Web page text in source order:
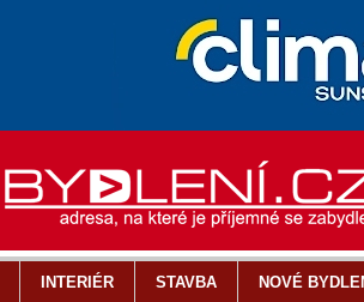
INTERIÉR STAVBA NOVÉ